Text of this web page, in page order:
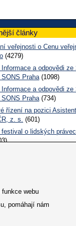
články
veřejnosti o Cenu
(4279)
Informace a odpovědi
SONS Praha (1098)
Informace a odpovědi
SONS Praha (734)
řízení na pozici
z. s.
(601)
festival o lidských
Informace a odpovědi
právní poradny SONS
webu
pomáhají nám